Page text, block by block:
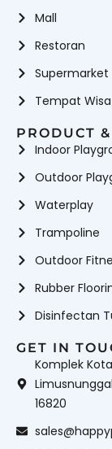
Mall
Restoran
Supermarket
Tempat
PRODUCT
Indoor
Outdoor
Waterplay
Trampoline
Outdoor
Rubber
Disinfectan
GET IN
Komplek
16820